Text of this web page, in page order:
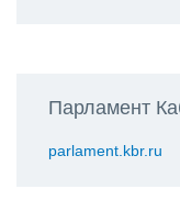
Парламент
parlament.kbr.ru